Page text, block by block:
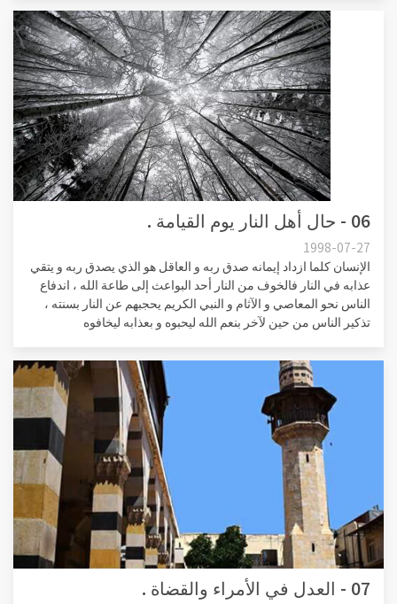
06 - حال أهل النار يوم القيامة .
1998-07-27
الإنسان كلما ازداد إيمانه صدق ربه و العاقل هو الذي يصدق ربه و يتقي
عذابه في النار فالخوف من النار أحد البواعث إلى طاعة الله ، اندفاع
الناس نحو المعاصي و الآثام و النبي الكريم يحجبهم عن النار بسنته ،
تذكير الناس من حين لآخر بنعم الله ليحبوه و بعذابه ليخافوه
07 - العدل في الأمراء والقضاة .